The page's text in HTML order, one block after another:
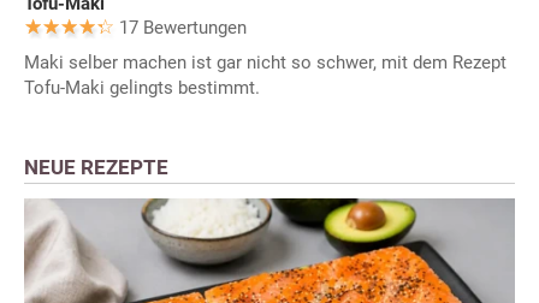
17 Bewertungen
Maki selber machen ist gar nicht so schwer, mit dem Rezept
Tofu-Maki gelingts bestimmt.
NEUE REZEPTE